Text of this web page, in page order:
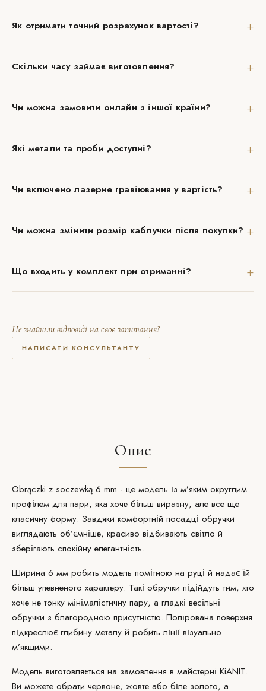
Як отримати точний розрахунок вартості? +
Скільки часу займає виготовлення? +
Чи можна замовити онлайн з іншої країни? +
Які метали та проби доступні? +
Чи включено лазерне гравіювання у вартість? +
Чи можна змінити розмір каблучки після покупки? +
Що входить у комплект при отриманні? +
Не знайшли відповіді на своє запитання?
НАПИСАТИ КОНСУЛЬТАНТУ
Опис
Obrączki z soczewką 6 mm - це модель із м’яким округлим
профілем для пари, яка хоче більш виразну, але все ще
класичну форму. Завдяки комфортній посадці обручки
виглядають об’ємніше, красиво відбивають світло й
зберігають спокійну елегантність.
Ширина 6 мм робить модель помітною на руці й надає їй
більш упевненого характеру. Такі обручки підійдуть тим, хто
хоче не тонку мінімалістичну пару, а гладкі весільні
обручки з благородною присутністю. Полірована поверхня
підкреслює глибину металу й робить лінії візуально
м’якшими.
Модель виготовляється на замовлення в майстерні KiANIT.
Ви можете обрати червоне, жовте або біле золото, а